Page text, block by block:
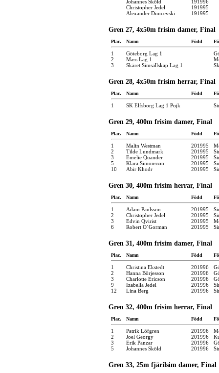
Johannes Sköld
191996
Christopher Jedel
191995
Alexander Dimcevski
191995
Gren 27, 4x50m frisim damer, Final
Plac. Namn Född
1 Göteborg Lag 1
2
Mass Lag 1
3
Skäret Simsällskap Lag 1
Gren 28, 4x50m frisim herrar, Final
Plac. Namn Född
1 SK Elfsborg Lag 1 Pojk
Gren 29, 400m frisim damer, Final
Plac. Namn Född
1 Malin Westman 201995
2
Tilde Lundmark 201995
3
Emelie Quander 201995
5
Klara Simonsson 201995
10
Abir Khodr 201995
Gren 30, 400m frisim herrar, Final
Plac. Namn Född
1 Adam Paulsson 201995
2
Christopher Jedel 201995
3
Edvin Qvirist 201995
6
Robert O´Gorman 201995
Gren 31, 400m frisim damer, Final
Plac. Namn Född
1 Christina Ekstedt 201996
2
Hanna Börjesson 201996
3
Charlotte Ericson 201996
9
Izabella Jedel 201996
12
Lina Berg 201996
Gren 32, 400m frisim herrar, Final
Plac. Namn Född
1 Patrik Löfgren 201996
2
Joel Georgy 201996
3
Erik Panzar 201996
5
Johannes Sköld 201996
Gren 33, 25m fjärilsim damer, Final